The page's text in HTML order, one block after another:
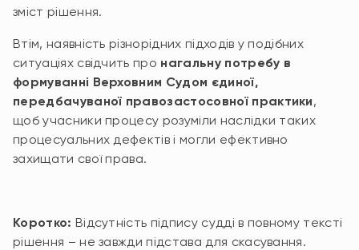
зміст рішення.
Втім, наявність різнорідних підходів у подібних
ситуаціях свідчить про нагальну потребу в
формуванні Верховним Судом єдиної,
передбачуваної правозастосовної практики,
щоб учасники процесу розуміли наслідки таких
процесуальних дефектів і могли ефективно
захищати свої права.
Коротко: Відсутність підпису судді в повному тексті
рішення – не завжди підстава для скасування.